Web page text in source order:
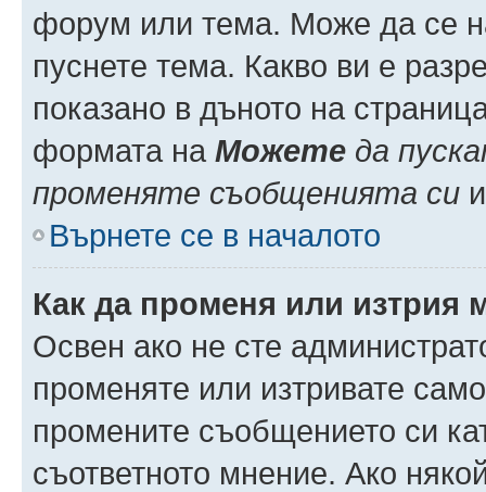
форум или тема. Може да се
пуснете тема. Какво ви е
показано в дъното на
формата на Можете да
променяте съобщенията си
Върнете се в началото
Как да променя или изтрия
Освен ако не сте
променяте или изтривате
промените съобщението си
съответното мнение. Ако